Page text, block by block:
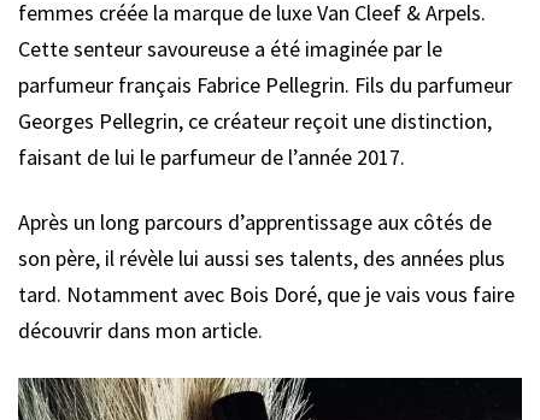
femmes créée la marque de luxe Van Cleef & Arpels.
Cette senteur savoureuse a été imaginée par le
parfumeur français Fabrice Pellegrin. Fils du parfumeur
Georges Pellegrin, ce créateur reçoit une distinction,
faisant de lui le parfumeur de l’année 2017.
Après un long parcours d’apprentissage aux côtés de
son père, il révèle lui aussi ses talents, des années plus
tard. Notamment avec Bois Doré, que je vais vous faire
découvrir dans mon article.